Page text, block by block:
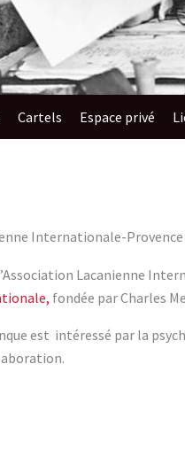
Cartels Espace privé
Internationale-Provence
Lacanienne
fondée par Charles
est intéressé par la